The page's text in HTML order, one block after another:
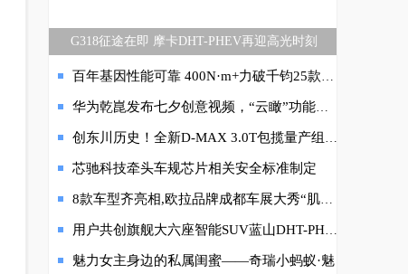
G318征途在即 摩卡DHT-PHEV再迎高光时刻
百年基因性能可靠 400N·m+力破千钧25款大将军焕芯升级
华为乾崑发布七夕创意视频，“云瞰”功能以科技重构浪漫与安全感
创东川历史！全新D-MAX 3.0T包揽量产组厂商杯冠亚季军，强势进入全场前十
芯驰科技牵头车规芯片相关安全标准制定
8款车型齐亮相,欧拉品牌成都车展大秀“肌肉”,或成最大赢家
用户共创旗舰大六座智能SUV蓝山DHT-PHEV亮相广州车展 魏牌深化全面To C战略
魅力女主身边的私属闺蜜——奇瑞小蚂蚁·魅